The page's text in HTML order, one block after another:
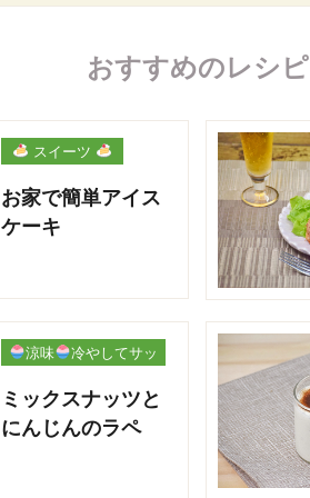
おすすめのレシピ
スイーツ
お家で簡単アイス
ケーキ
涼味
冷やしてサッ
ミックスナッツと
にんじんのラペ